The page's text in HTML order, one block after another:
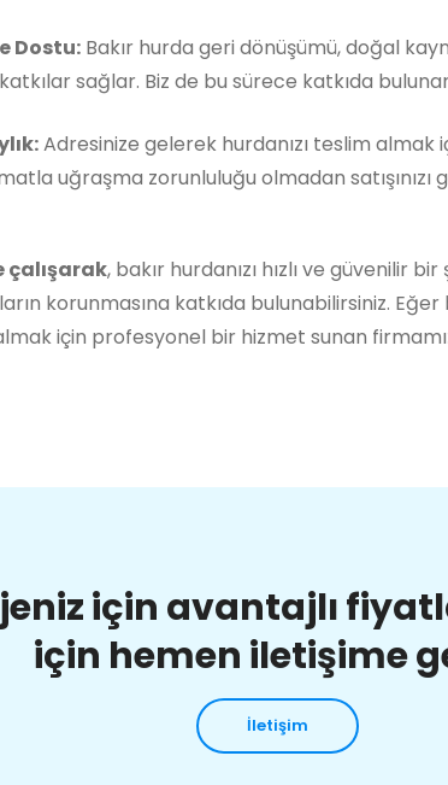
Dostu: Bakır hurda geri dönüşümü, doğal
sağlar. Biz de bu sürece katkıda
Adresinize gelerek hurdanızı teslim almak
uğraşma zorunluluğu olmadan satışınızı
çalışarak, bakır hurdanızı hızlı ve güvenilir bir
korunmasına katkıda bulunabilirsiniz.
için profesyonel bir hizmet sunan
için avantajlı
için hemen iletişime
İletişim